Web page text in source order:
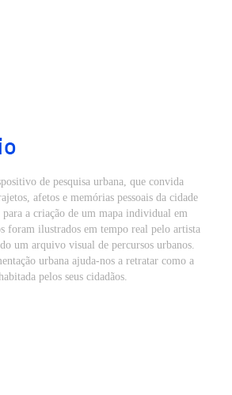
de pesquisa urbana, que convida
afetos e memórias pessoais da cidade
a criação de um mapa individual em
foram ilustrados em tempo real pelo artista
um arquivo visual de percursos urbanos.
urbana ajuda-nos a retratar como a
pelos seus cidadãos.